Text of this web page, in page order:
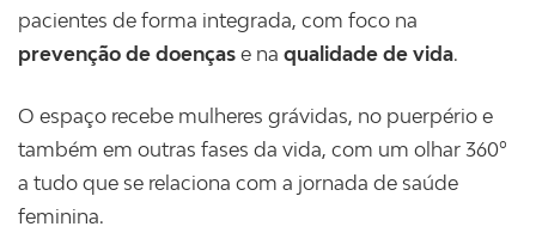
pacientes de forma integrada, com foco na
prevenção de doenças e na qualidade de vida.
O espaço recebe mulheres grávidas, no puerpério e
também em outras fases da vida, com um olhar 360º
a tudo que se relaciona com a jornada de saúde
feminina.